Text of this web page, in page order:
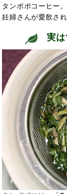
タンポポコーヒー
妊婦さんが愛飲さ
実